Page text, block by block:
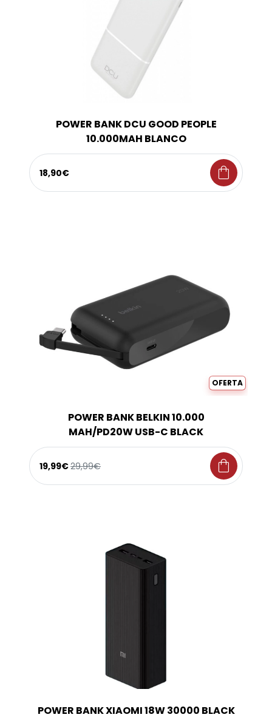
POWER BANK DCU GOOD PEOPLE
10.000MAH BLANCO
18,90€ shopping_bag
OFERTA
POWER BANK BELKIN 10.000
MAH/PD20W USB-C BLACK
19,99€29,99€ shopping_bag
POWER BANK XIAOMI 18W 30000 BLACK